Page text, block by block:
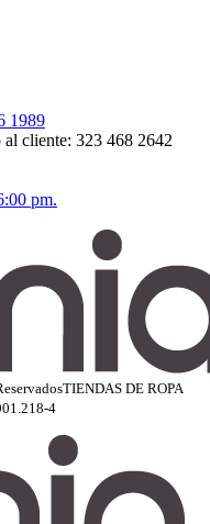
1989
cliente: 323 468 2642
pm.
TIENDAS DE ROPA
4